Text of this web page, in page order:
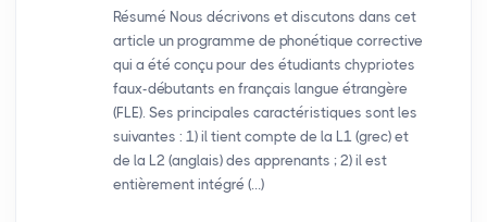
Résumé Nous décrivons et discutons dans cet
article un programme de phonétique corrective
qui a été conçu pour des étudiants chypriotes
faux-débutants en français langue étrangère
(FLE). Ses principales caractéristiques sont les
suivantes : 1) il tient compte de la L1 (grec) et
de la L2 (anglais) des apprenants ; 2) il est
entièrement intégré (…)